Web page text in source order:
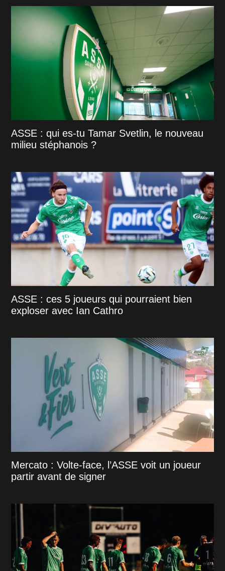
ASSE : qui es-tu Tamar Svetlin, le nouveau
milieu stéphanois ?
ASSE : ces 5 joueurs qui pourraient bien
exploser avec Ian Cathro
Mercato : Volte-face, l’ASSE voit un joueur
partir avant de signer